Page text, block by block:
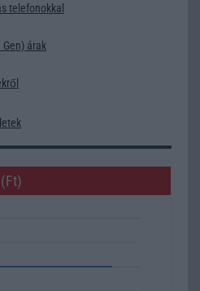
telefonokkal
Gen) árak